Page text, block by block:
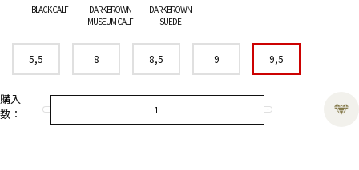
BLACK CALF
DARK BROWN
MUSEUM CALF
DARK BROWN
SUEDE
5,5 8 8,5 9 9,5
購入
数：